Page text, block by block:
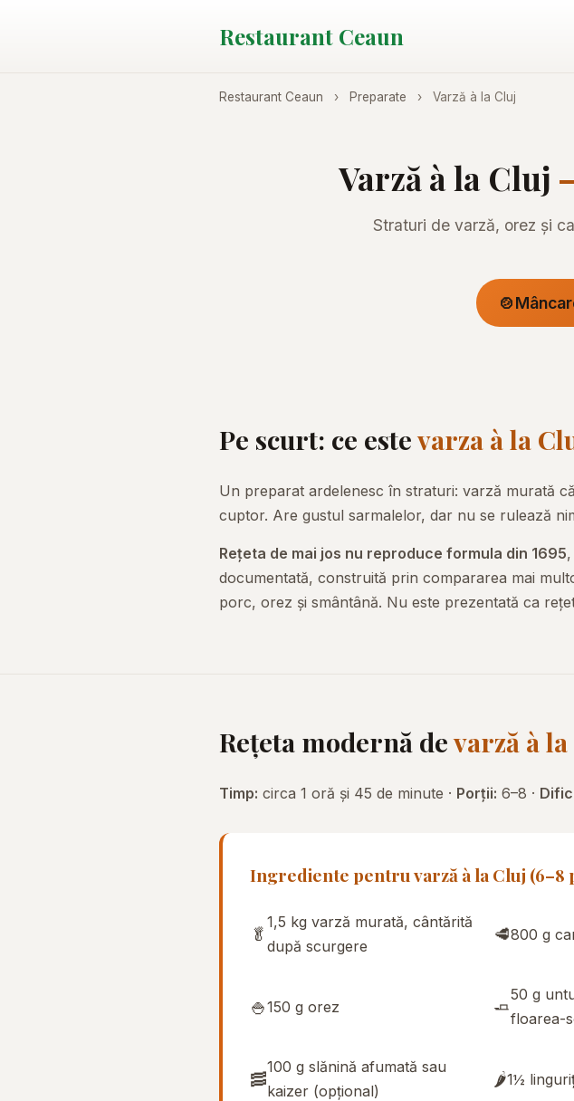
Restaurant Ceaun
Restaurant Ceaun › Preparate › Varză à la Cluj
Varză à la Cluj
Straturi de varză, orez și
🍲
Pe scurt: ce estevarza à la
Un preparat ardelenesc în straturi: varză murată
cuptor. Are gustul sarmalelor, dar nu se rulează
Rețeta de mai jos nu reproduce formula din 1695
documentată, construită prin compararea mai
porc, orez și smântână. Nu este prezentată ca
Rețeta modernă devarză à
Timp: circa 1 oră și 45 de minute · Porții: 6–8 ·
Ingrediente pentru varză à la Cluj (6–8
🥬
1,5 kg varză murată, cântărită
după scurgere
🥩800 g
🍚150 g orez 🧈
50 g
floarea-
🥓
100 g slănină afumată sau
kaizer (opțional)
🌶️1½